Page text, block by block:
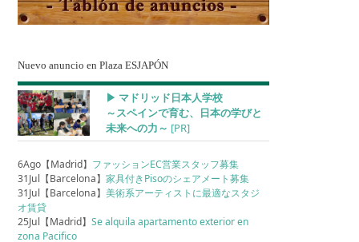
Nuevo anuncio en Plaza ESJAPÓN
▶︎ マドリッド日本人学校
～スペインで育む、日本の学びと
未来への力～ [PR]
6Ago【Madrid】 ファッションEC営業スタッフ募集
31Jul【Barcelona】家具付きPisoのシェアメート募集
31Jul【Barcelona】美術系アーティストに最適なスタジ
オ賃貸
25Jul【Madrid】Se alquila apartamento exterior en
zona Pacifico